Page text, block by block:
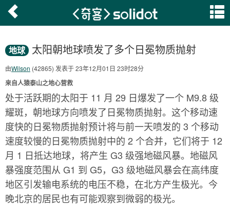
地球 太阳朝地球喷发了多个日冕物质抛射
由Wilson (42865) 发表于 23年12月01日 23时28分
来自人猿泰山之地心营救
处于活跃期的太阳于 11 月 29 日爆发了一个 M9.8 级
耀斑，朝地球方向喷发了日冕物质抛射。这个移动速
度快的日冕物质抛射预计将与前一天喷发的 3 个移动
速度较慢的日冕物质抛射中的 2 个合并，它们将于 12
月 1 日抵达地球，将产生 G3 级强地磁风暴。地磁风
暴强度范围从 G1 到 G5，G3 级地磁风暴会在高纬度
地区引发输电系统的电压不稳，在北方产生极光。今
晚北京的居民也有可能观察到微弱的极光。